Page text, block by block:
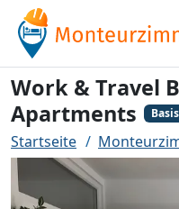
Work & Travel
Apartments
Startseite